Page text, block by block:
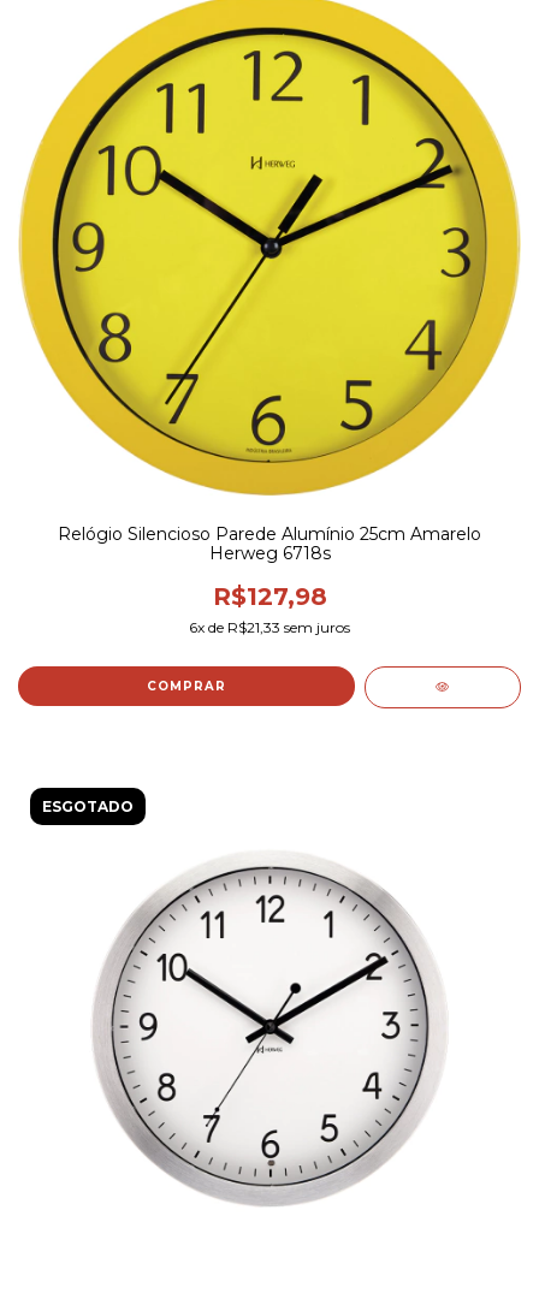
Relógio Silencioso Parede Alumínio 25cm Amarelo
Herweg 6718s
R$127,98
6x de R$21,33 sem juros
ESGOTADO